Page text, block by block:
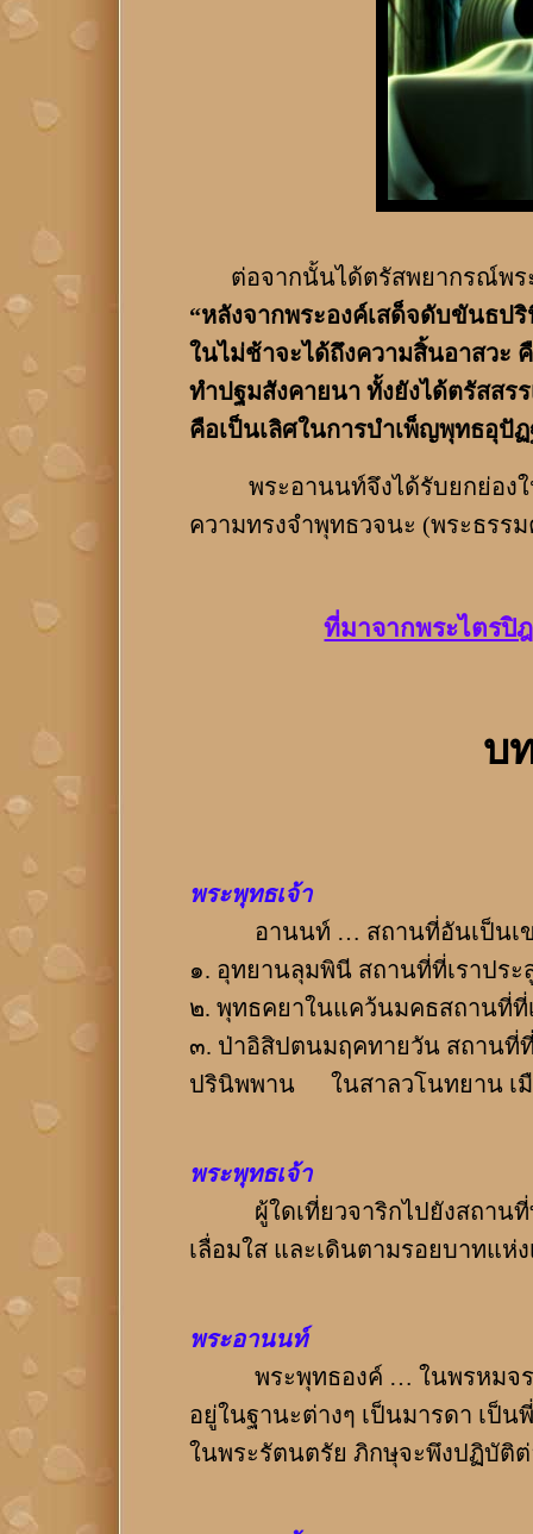
ต่อจากนั้นได้ตรัสพยากรณ์พร
“หลังจากพระองค์เสด็จดับขันธป
ในไม่ช้าจะได้ถึงความสิ้นอาสวะ
ทำปฐมสังคายนา ทั้งยังได้ตรัสสร
คือเป็นเลิศในการบำเพ็ญพุทธอุปัฏ
พระอานนท์จึงได้รับยกย่องใ
ความทรงจำพุทธวจนะ (พระธรร
ที่มาจากพระไตรปิ
บ
พระพุทธเจ้า
อานนท์ … สถานที่อันเป็นเขต
๑. อุทยานลุมพินี สถานที่ที่เราประ
๒. พุทธคยาในแคว้นมคธสถานที่ที่
๓. ป่าอิสิปตนมฤคทายวัน สถานที่
ปรินิพพาน ในสาลวโนทยาน เมื
พระพุทธเจ้า
ผู้ใดเที่ยวจาริกไปยังสถานที่ทั้
เลื่อมใส และเดินตามรอยบาทแห่ง
พระอานนท์
พระพุทธองค์ … ในพรหมจรร
อยู่ในฐานะต่างๆ เป็นมารดา เป็น
ในพระรัตนตรัย ภิกษุจะพึงปฏิบัติต่